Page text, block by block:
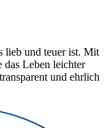
lieb und teuer ist. Mit
das Leben leichter
und ehrlich